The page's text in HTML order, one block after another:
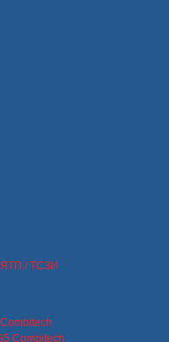
/ ТСЗИ
Combitech